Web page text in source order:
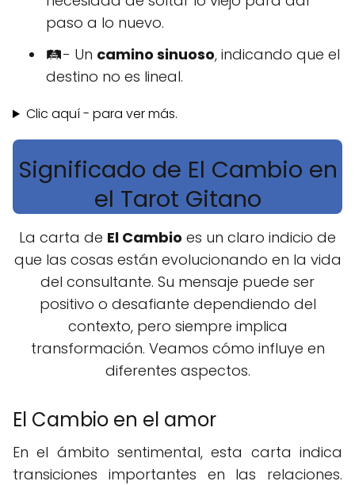
paso a lo nuevo.
🛤️- Un camino sinuoso, indicando que el
destino no es lineal.
Clic aquí - para ver más.
Significado de El Cambio en
el Tarot Gitano
La carta de El Cambio es un claro indicio de
que las cosas están evolucionando en la vida
del consultante. Su mensaje puede ser
positivo o desafiante dependiendo del
contexto, pero siempre implica
transformación. Veamos cómo influye en
diferentes aspectos.
El Cambio en el amor
En el ámbito sentimental, esta carta indica
transiciones importantes en las relaciones.